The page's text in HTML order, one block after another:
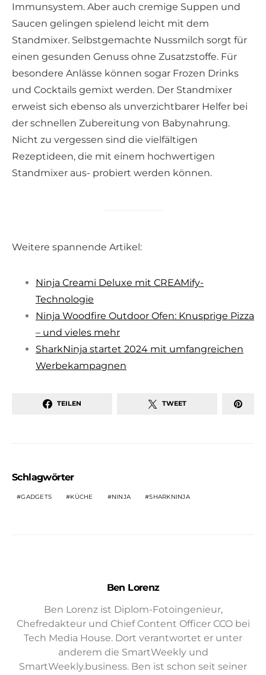
Immunsystem. Aber auch cremige Suppen und
Saucen gelingen spielend leicht mit dem
Standmixer. Selbstgemachte Nussmilch sorgt für
einen gesunden Genuss ohne Zusatzstoffe. Für
besondere Anlässe können sogar Frozen Drinks
und Cocktails gemixt werden. Der Standmixer
erweist sich ebenso als unverzichtbarer Helfer bei
der schnellen Zubereitung von Babynahrung.
Nicht zu vergessen sind die vielfältigen
Rezeptideen, die mit einem hochwertigen
Standmixer aus- probiert werden können.
Weitere spannende Artikel:
Ninja Creami Deluxe mit CREAMify-
Technologie
Ninja Woodfire Outdoor Ofen: Knusprige Pizza
– und vieles mehr
SharkNinja startet 2024 mit umfangreichen
Werbekampagnen
TEILEN TWEET
Schlagwörter
GADGETS KÜCHE NINJA SHARKNINJA
Ben Lorenz
Ben Lorenz ist Diplom-Fotoingenieur,
Chefredakteur und Chief Content Officer CCO bei
Tech Media House. Dort verantwortet er unter
anderem die SmartWeekly und
SmartWeekly.business. Ben ist schon seit seiner